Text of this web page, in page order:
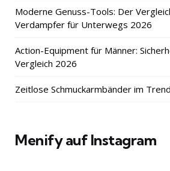
Moderne Genuss-Tools: Der
Verdampfer für Unterwegs 2026
Action-Equipment für Männer:
Vergleich 2026
Zeitlose Schmuckarmbänder im
Menify auf Instagram